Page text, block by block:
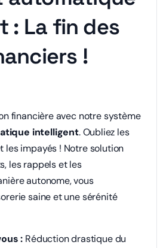
: La fin des
!
financière avec notre système
intelligent. Oubliez les
les impayés ! Notre solution
les rappels et les
autonome, vous
saine et une sérénité
: Réduction drastique du